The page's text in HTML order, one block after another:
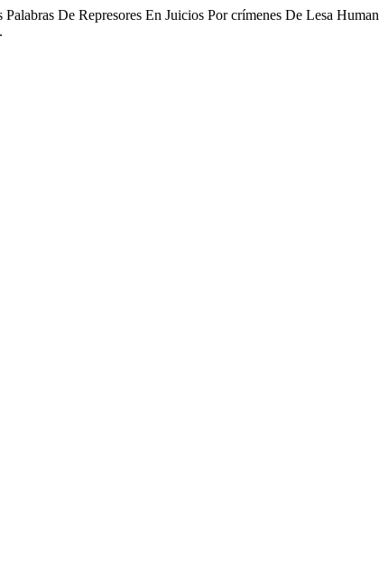
De Represores En Juicios Por crímenes De Lesa